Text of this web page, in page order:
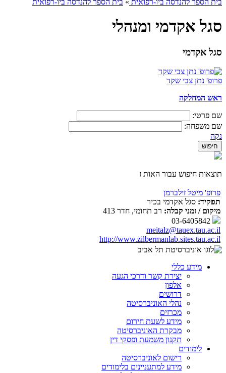
סגל אקדמי ומנהלי
סגל אקדמי
פרופ' נתן צבי שקד
ראש המחלקה
שם פרטי:
שם משפחה:
נקה
תוצאות חיפוש עבור האות ז
פרופ' מיטל זילברמן
תפקיד: סגל אקדמי בכיר
מיקום / זמני קבלה: רב תחומי, חדר 413
meitalz@tauex.tau.ac.il
http://www.zilbermanlab.sites.tau.ac.il
מידע כללי
יצירת קשר ודרכי הגעה
אלפון
דרושים
נהלי האוניברסיטה
מכרזים
מידע לשעת חירום
מבקרת האוניברסיטה
תקנון משמעת ופסקי דין
לימודים
רישום לאוניברסיטה
מידע למתעניינים בלימודים